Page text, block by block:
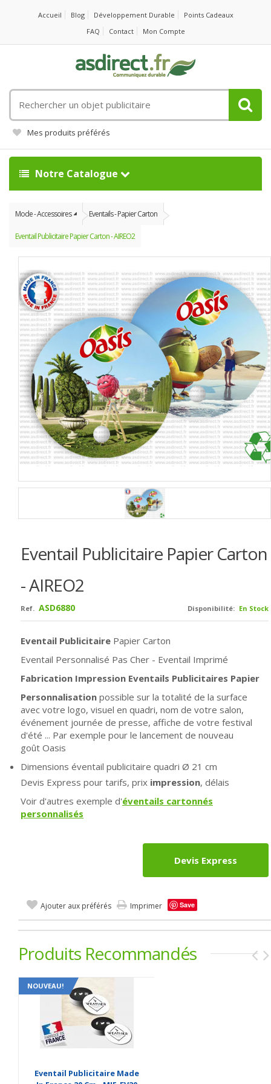
Accueil Blog Développement Durable
Points Cadeaux
FAQ
Contact Mon Compte
un
objet
publicitaire
Mes produits préférés
Notre Catalogue
Mode - Accessoires Eventails - Papier Carton
Eventail Publicitaire Papier Carton - AIREO2
Eventail Publicitaire Papier Carton
- AIREO2
Disponibilité: En Stock
Ref. ASD6880
Eventail Publicitaire Papier Carton
Eventail Personnalisé Pas Cher - Eventail Imprimé
Fabrication Impression Eventails Publicitaires Papier
Personnalisation possible sur la totalité de la surface
avec votre logo, visuel en quadri, nom de votre salon,
événement journée de presse, affiche de votre festival
d'été ... Par exemple pour le lancement de nouveau
goût Oasis
Dimensions éventail publicitaire quadri Ø 21 cm
Devis Express pour tarifs, prix impression, délais
Voir d'autres exemple d'éventails cartonnés
personnalisés
Devis Express
Ajouter aux préférés Imprimer Save
Produits Recommandés
NOUVEAU!
Eventail Publicitaire Made